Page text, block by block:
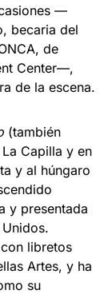
—
becaria del
de
Center—,
de la escena.
(también
Capilla y en
y al húngaro
y presentada
libretos
Artes, y ha
su